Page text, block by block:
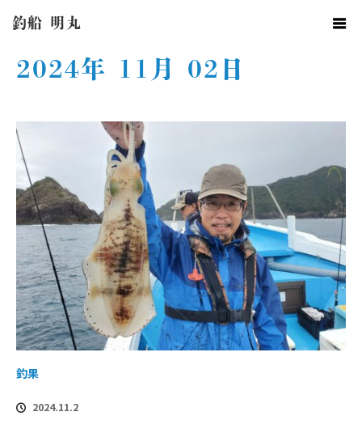
釣船 明丸2024年 11月 02日
2024年 11月 02日
釣果
2024.11.2